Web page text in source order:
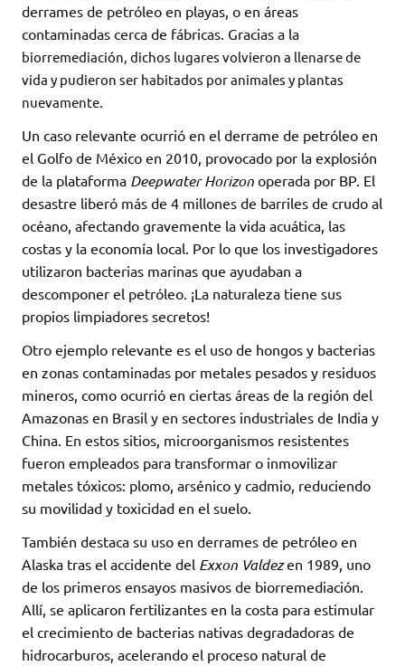
derrames de petróleo en playas, o en áreas
contaminadas cerca de fábricas. Gracias a la
biorremediación, dichos lugares volvieron a llenarse de
vida y pudieron ser habitados por animales y plantas
nuevamente.
Un caso relevante ocurrió en el derrame de petróleo en
el Golfo de México en 2010, provocado por la explosión
de la plataforma Deepwater Horizon operada por BP. El
desastre liberó más de 4 millones de barriles de crudo al
océano, afectando gravemente la vida acuática, las
costas y la economía local. Por lo que los investigadores
utilizaron bacterias marinas que ayudaban a
descomponer el petróleo. ¡La naturaleza tiene sus
propios limpiadores secretos!
Otro ejemplo relevante es el uso de hongos y bacterias
en zonas contaminadas por metales pesados y residuos
mineros, como ocurrió en ciertas áreas de la región del
Amazonas en Brasil y en sectores industriales de India y
China. En estos sitios, microorganismos resistentes
fueron empleados para transformar o inmovilizar
metales tóxicos: plomo, arsénico y cadmio, reduciendo
su movilidad y toxicidad en el suelo.
También destaca su uso en derrames de petróleo en
Alaska tras el accidente del Exxon Valdezen 1989, uno
de los primeros ensayos masivos de biorremediación.
Allí, se aplicaron fertilizantes en la costa para estimular
el crecimiento de bacterias nativas degradadoras de
hidrocarburos, acelerando el proceso natural de